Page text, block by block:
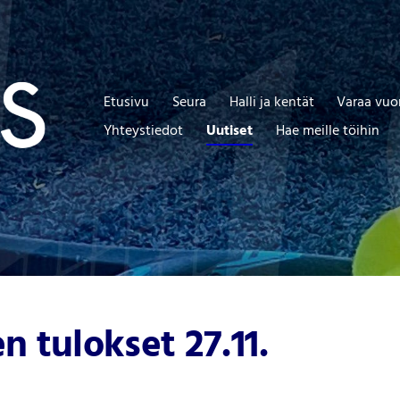
Etusivu Seura Halli ja kentät Varaa
Yhteystiedot
Uutiset Hae meille töihin
tulokset 27.11.